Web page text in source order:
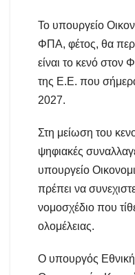
Το υπουργείο
ΦΠΑ, φέτος, θα
είναι το κενό
της Ε.Ε. που
2027.
Στη μείωση του
ψηφιακές
υπουργείο
πρέπει να
νομοσχέδιο που
ολομέλειας.
Ο υπουργός